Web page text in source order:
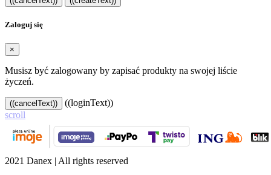
Zaloguj się
×
Musisz być zalogowany by zapisać produkty na swojej liście
życzeń.
((cancelText))
((loginText))
scroll
2021 Danex | All rights reserved